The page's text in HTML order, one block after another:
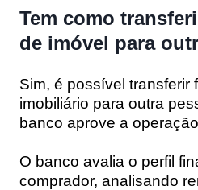
Tem como
de imóvel para
Sim, é possível transferir
imobiliário para outra
banco aprove a
O banco avalia o perfil
comprador, analisando